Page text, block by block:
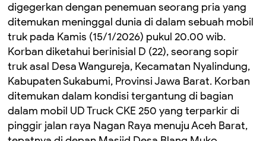
digegerkan dengan penemuan seorang pria yang
ditemukan meninggal dunia di dalam sebuah mobil
truk pada Kamis (15/1/2026) pukul 20.00 wib.
Korban diketahui berinisial D (22), seorang sopir
truk asal Desa Wangureja, Kecamatan Nyalindung,
Kabupaten Sukabumi, Provinsi Jawa Barat. Korban
ditemukan dalam kondisi tergantung di bagian
dalam mobil UD Truck CKE 250 yang terparkir di
pinggir jalan raya Nagan Raya menuju Aceh Barat,